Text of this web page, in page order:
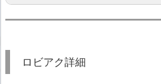
ロビアク詳細